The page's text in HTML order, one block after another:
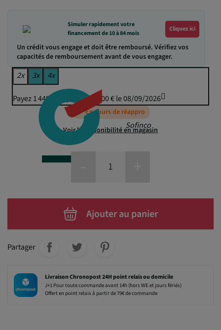
Simuler rapidement votre
financement de 10 à 84 mois
Cliquez ici
Un crédit vous engage et doit être remboursé. Vérifiez vos
capacités de remboursement avant de vous engager.
Sofinco
2x 3x 4x
Payez 1 449,51 € puis 1 425,00 € le 08/09/2026
En cours de réappro
Voir la disponibilité en magasin
Ajouter au panier
Partager
Livraison Chronopost 24H point relais ou domicile
J+1 Pour toute commande avant 14h (hors WE et jours fériés)
Offert en point relais à partir de 79€ de commande